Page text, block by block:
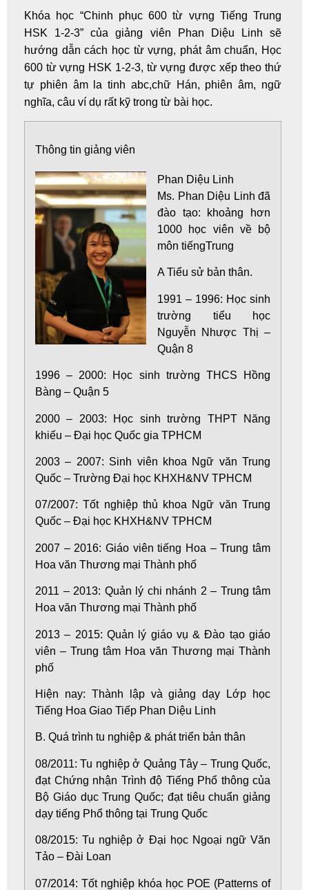
Khóa học “Chinh phục 600 từ vựng Tiếng Trung
HSK 1-2-3” của giảng viên Phan Diệu Linh sẽ
hướng dẫn cách học từ vựng, phát âm chuẩn, Học
600 từ vựng HSK 1-2-3, từ vựng được xếp theo thứ
tự phiên âm la tinh abc,chữ Hán, phiên âm, ngữ
nghĩa, câu ví dụ rất kỹ trong từ bài học.
Thông tin giảng viên
Phan Diệu Linh
Ms. Phan Diệu Linh đã
đào tạo: khoảng hơn
1000 học viên về bộ
môn tiếngTrung
A Tiểu sử bản thân.
1991 – 1996: Học sinh
trường tiểu học
Nguyễn Nhược Thị –
Quận 8
1996 – 2000: Học sinh trường THCS Hồng
Bàng – Quận 5
2000 – 2003: Học sinh trường THPT Năng
khiếu – Đại học Quốc gia TPHCM
2003 – 2007: Sinh viên khoa Ngữ văn Trung
Quốc – Trường Đại học KHXH&NV TPHCM
07/2007: Tốt nghiệp thủ khoa Ngữ văn Trung
Quốc – Đại học KHXH&NV TPHCM
2007 – 2016: Giáo viên tiếng Hoa – Trung tâm
Hoa văn Thương mại Thành phố
2011 – 2013: Quản lý chi nhánh 2 – Trung tâm
Hoa văn Thương mại Thành phố
2013 – 2015: Quản lý giáo vụ & Đào tạo giáo
viên – Trung tâm Hoa văn Thương mại Thành
phố
Hiện nay: Thành lập và giảng dạy Lớp học
Tiếng Hoa Giao Tiếp Phan Diệu Linh
B. Quá trình tu nghiệp & phát triển bản thân
08/2011: Tu nghiệp ở Quảng Tây – Trung Quốc,
đạt Chứng nhận Trình độ Tiếng Phổ thông của
Bộ Giáo dục Trung Quốc; đạt tiêu chuẩn giảng
dạy tiếng Phổ thông tại Trung Quốc
08/2015: Tu nghiệp ở Đại học Ngoại ngữ Văn
Tảo – Đài Loan
07/2014: Tốt nghiệp khóa học POE (Patterns of